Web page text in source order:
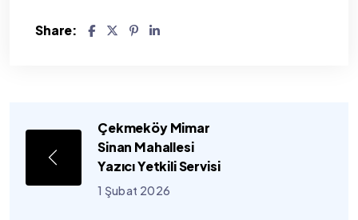
Share:
Çekmeköy Mimar
Sinan Mahallesi
Yazıcı Yetkili Servisi
1 Şubat 2026